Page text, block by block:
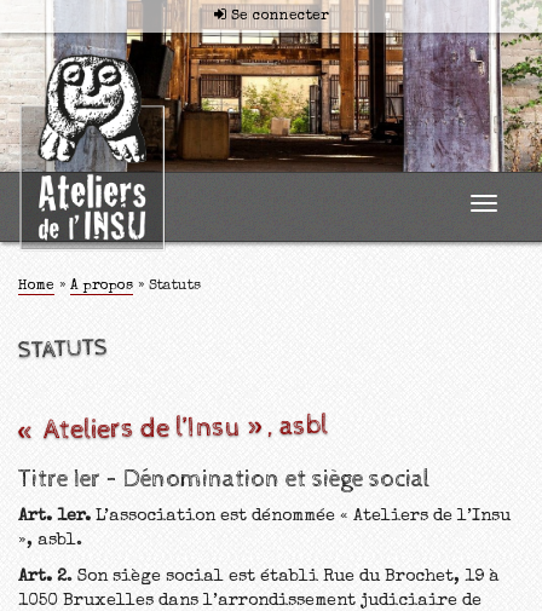
Se connecter
Toggle
Home » A propos » Statuts
STATUTS
« Ateliers de l’Insu », asbl
Titre Ier – Dénomination et siège social
Art. 1er. L’association est dénommée « Ateliers de l’Insu
», asbl.
Art. 2. Son siège social est établi Rue du Brochet, 19 à
1050 Bruxelles dans l’arrondissement judiciaire de